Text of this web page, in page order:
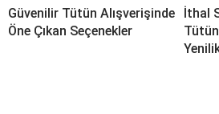
Güvenilir Tütün Alışverişinde
Öne Çıkan Seçenekler
İthal